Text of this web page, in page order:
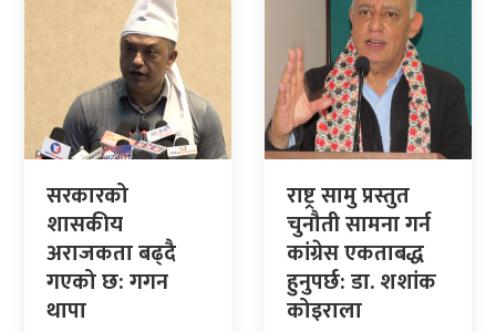
सरकारको
शासकीय
अराजकता बढ्दै
गएको छ: गगन
थापा
राष्ट्र सामु प्रस्तुत
चुनौती सामना गर्न
कांग्रेस एकताबद्ध
हुनुपर्छ: डा. शशांक
कोइराला